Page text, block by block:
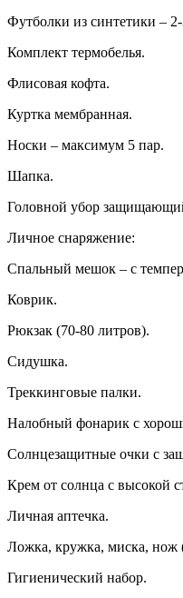
Футболки из синтетики –
Комплект термобелья.
Флисовая кофта.
Куртка мембранная.
Носки – максимум 5 пар.
Шапка.
Головной убор
Личное снаряжение:
Спальный мешок – с
Коврик.
Рюкзак (70-80 литров).
Сидушка.
Треккинговые палки.
Налобный фонарик с
Солнцезащитные очки с
Крем от солнца с высокой
Личная аптечка.
Ложка, кружка, миска, нож
Гигиенический набор.